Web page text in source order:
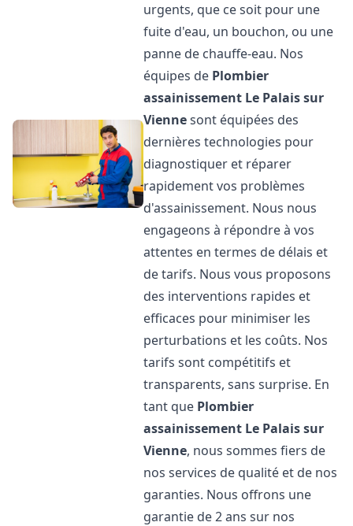
urgents, que ce soit pour une
fuite d'eau, un bouchon, ou une
panne de chauffe-eau. Nos
équipes de Plombier
assainissement Le Palais sur
Viennesont équipées des
dernières technologies pour
diagnostiquer et réparer
rapidement vos problèmes
d'assainissement. Nous nous
engageons à répondre à vos
attentes en termes de délais et
de tarifs. Nous vous proposons
des interventions rapides et
efficaces pour minimiser les
perturbations et les coûts. Nos
tarifs sont compétitifs et
transparents, sans surprise. En
tant que Plombier
assainissement Le Palais sur
Vienne, nous sommes fiers de
nos services de qualité et de nos
garanties. Nous offrons une
garantie de 2 ans sur nos